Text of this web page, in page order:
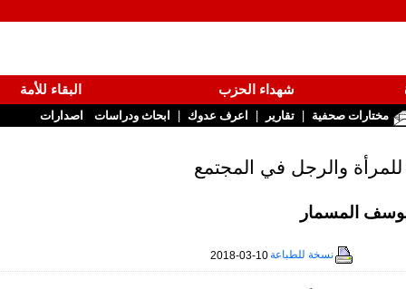
شهداء الحزب
البقاء للأمة
مختارات صحفية | تقارير | اعرف عدوك | ابحاث ودراسات اصدارات
والرجل في المجتمع
المسمار
نسخة للطباعة2018-03-10